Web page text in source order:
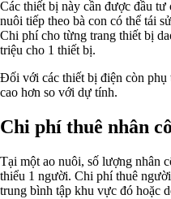
Các thiết bị này cần được đầu
nuôi tiếp theo bà con có thể tái
Chi phí cho từng trang thiết bị
triệu cho 1 thiết bị.
Đối với các thiết bị điện còn phụ
cao hơn so với dự tính.
Chi phí thuê nhân
Tại một ao nuôi, số lượng nhân
thiểu 1 người. Chi phí thuê
trung bình tập khu vực đó hoặc